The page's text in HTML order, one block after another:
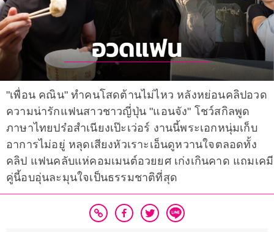
"เพื่อน คณิน" ทำคนโสดต้านไม่ไหว หลังหย่อนคลิปอวด
ความน่ารักแฟนสาวชาวญี่ปุ่น "แอนจัง" โชว์สกิลพูด
ภาษาไทยปร๋อสำเนียงเป๊ะเว่อร์ งานนี้พระเอกหนุ่มเก็บ
อาการไม่อยู่ หลุดเสียงหัวเราะเอ็นดูหวานใจตลอดทั้ง
คลิป แฟนคลับแห่คอมเมนต์อวยยศ เก่งเกินคาด แถมเคมี
คู่นี้อบอุ่นละมุนใจเป็นธรรมชาติที่สุด